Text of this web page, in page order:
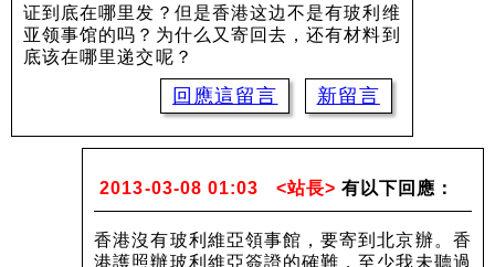
证到底在哪里发？但是香港这边不是有玻利维
亚领事馆的吗？为什么又寄回去，还有材料到
底该在哪里递交呢？
回應這留言 新留言
2013-03-08 01:03 <站長> 有以下回應：
香港沒有玻利維亞領事館，要寄到北京辦。香
港護照辦玻利維亞簽證的確難，至少我未聽過